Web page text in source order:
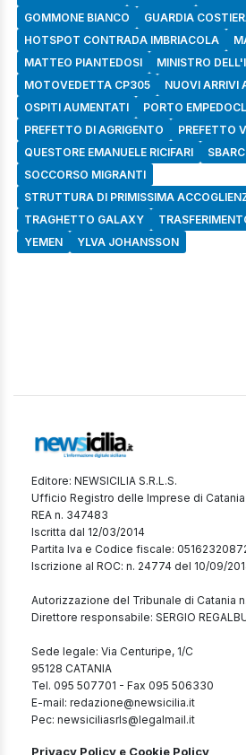
GOMMONE BIANCO
GUARDIA
HOTSPOT CONTRADA IMBRIACOLA
MATTEO PIANTEDOSI
MINISTRO
MOTOVEDETTA CP305
NUOVI ARRIVI
OSPITI AUMENTATI
PORTO
PREFETTO DI AGRIGENTO
PREFETTO
QUESTORE EMANUELE RICIFARI
SOCCORSO MIGRANTI
STRUTTURA DI PRIMISSIMA
TRAGHETTO GALAXY
YEMEN
YLVA JOHANSSON
Editore: NEWSICILIA S.R.L.S.
Ufficio Registro delle Imprese di Catania
REA n. 347483
Iscritta dal 12/03/2014
Partita Iva e Codice fiscale:
Iscrizione al ROC: n. 24774 del 10/09/
Autorizzazione del Tribunale di Catania
Direttore responsabile: SERGIO
Sede legale: Via Centuripe, 1/C
95128 CATANIA
Tel. 095 507701 - Fax 095 506330
E-mail: redazione@newsicilia.it
Pec: newsiciliasrls@legalmail.it
Privacy Policy e Cookie Policy